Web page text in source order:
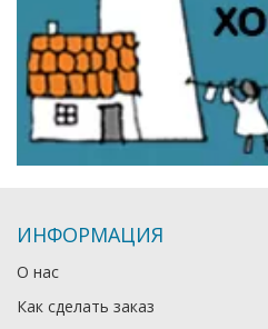
ИНФОРМАЦИЯ
О нас
Как сделать заказ